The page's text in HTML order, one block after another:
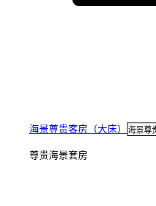
海景尊贵客房（大床） 海景尊
尊贵海景套房